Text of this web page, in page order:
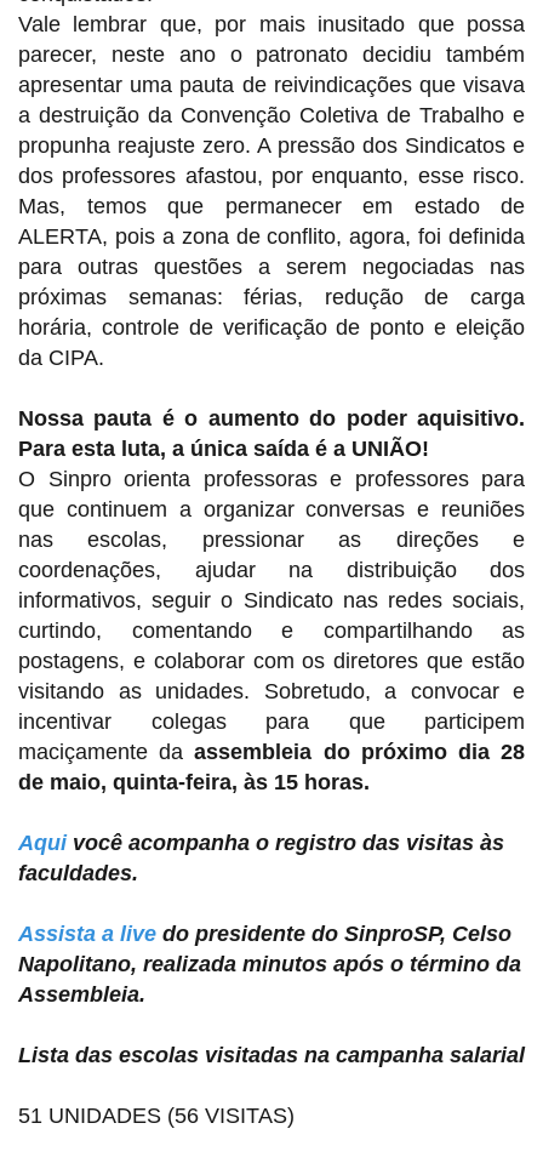
Vale lembrar que, por mais inusitado que possa
parecer, neste ano o patronato decidiu também
apresentar uma pauta de reivindicações que visava
a destruição da Convenção Coletiva de Trabalho e
propunha reajuste zero. A pressão dos Sindicatos e
dos professores afastou, por enquanto, esse risco.
Mas, temos que permanecer em estado de
ALERTA, pois a zona de conflito, agora, foi definida
para outras questões a serem negociadas nas
próximas semanas: férias, redução de carga
horária, controle de verificação de ponto e eleição
da CIPA.
Nossa pauta é o aumento do poder aquisitivo.
Para esta luta, a única saída é a UNIÃO!
O Sinpro orienta professoras e professores para
que continuem a organizar conversas e reuniões
nas escolas, pressionar as direções e
coordenações, ajudar na distribuição dos
informativos, seguir o Sindicato nas redes sociais,
curtindo, comentando e compartilhando as
postagens, e colaborar com os diretores que estão
visitando as unidades. Sobretudo, a convocar e
incentivar colegas para que participem
maciçamente daassembleia do próximo dia 28
de maio, quinta-feira, às 15 horas.
Aquivocê acompanha o registro das visitas às
faculdades.
Assista a live do presidente do SinproSP, Celso
Napolitano, realizada minutos após o término da
Assembleia.
Lista das escolas visitadas na campanha salarial
51 UNIDADES (56 VISITAS)